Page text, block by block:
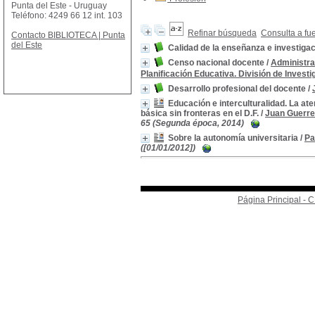
Refinar búsqueda Consulta a
Calidad de la enseñanza e
Censo nacional docente /
Planificación Educativa. División de
Desarrollo profesional del docente /
Educación e interculturalidad. La
básica sin fronteras en el D.F. / Juan
65 (Segunda época, 2014)
Sobre la autonomía universitaria /
([01/01/2012])
Página Principal -
Punta del Este - Uruguay
Teléfono: 4249 66 12 int. 103
Contacto BIBLIOTECA | Punta
del Este